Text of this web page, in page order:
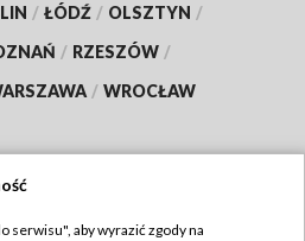
/ ŁÓDŹ / OLSZTYN /
/ RZESZÓW /
/ WROCŁAW
serwisu", aby wyrazić zgody na